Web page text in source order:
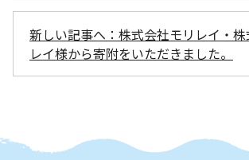
新しい記事へ：株式会社モリレイ・
レイ様から寄附をいただきました。